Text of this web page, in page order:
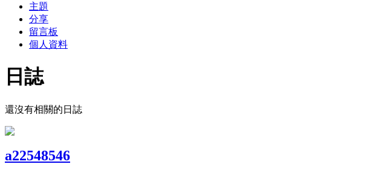
主題
分享
留言板
個人資料
日誌
還沒有相關的日誌
a22548546